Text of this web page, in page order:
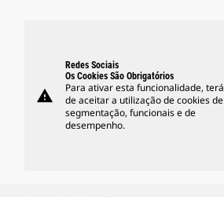
warning
Redes Sociais
Os Cookies São Obrigatórios
Para ativar esta funcionalidade, terá
de aceitar a utilização de cookies de
segmentação, funcionais e de
desempenho.